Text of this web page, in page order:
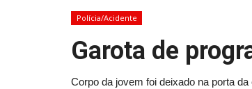
Polícia/Acidente
Garota de
Corpo da jovem foi deixado na porta